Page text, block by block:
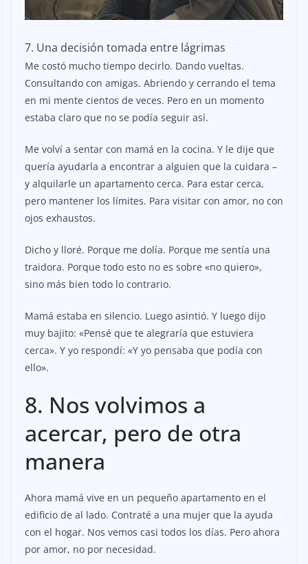
7. Una decisión tomada entre lágrimas
Me costó mucho tiempo decirlo. Dando vueltas.
Consultando con amigas. Abriendo y cerrando el tema
en mi mente cientos de veces. Pero en un momento
estaba claro que no se podía seguir así.
Me volví a sentar con mamá en la cocina. Y le dije que
quería ayudarla a encontrar a alguien que la cuidara –
y alquilarle un apartamento cerca. Para estar cerca,
pero mantener los límites. Para visitar con amor, no con
ojos exhaustos.
Dicho y lloré. Porque me dolía. Porque me sentía una
traidora. Porque todo esto no es sobre «no quiero»,
sino más bien todo lo contrario.
Mamá estaba en silencio. Luego asintió. Y luego dijo
muy bajito: «Pensé que te alegraría que estuviera
cerca». Y yo respondí: «Y yo pensaba que podía con
ello».
8. Nos volvimos a
acercar, pero de otra
manera
Ahora mamá vive en un pequeño apartamento en el
edificio de al lado. Contraté a una mujer que la ayuda
con el hogar. Nos vemos casi todos los días. Pero ahora
por amor, no por necesidad.